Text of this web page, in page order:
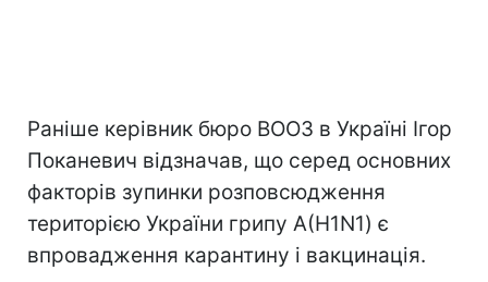
Раніше керівник бюро ВООЗ в Україні Ігор
Поканевич відзначав, що серед основних
факторів зупинки розповсюдження
територією України грипу А(H1N1) є
впровадження карантину і вакцинація.